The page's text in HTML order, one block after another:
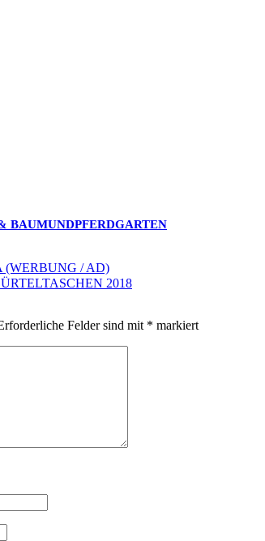
BAUMUNDPFERDGARTEN
/ AD)
2018
Felder sind mit * markiert